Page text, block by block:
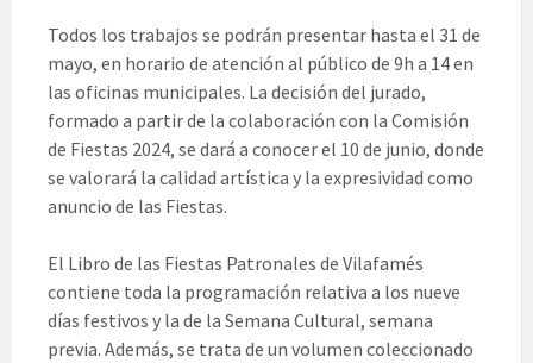
Todos los trabajos se podrán presentar hasta el 31 de
mayo, en horario de atención al público de 9h a 14 en
las oficinas municipales. La decisión del jurado,
formado a partir de la colaboración con la Comisión
de Fiestas 2024, se dará a conocer el 10 de junio, donde
se valorará la calidad artística y la expresividad como
anuncio de las Fiestas.
El Libro de las Fiestas Patronales de Vilafamés
contiene toda la programación relativa a los nueve
días festivos y la de la Semana Cultural, semana
previa. Además, se trata de un volumen coleccionado